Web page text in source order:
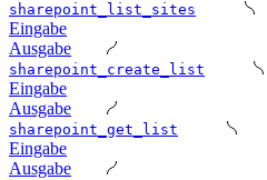
sharepoint_list_sites
Eingabe
Ausgabe
sharepoint_create_list
Eingabe
Ausgabe
sharepoint_get_list
Eingabe
Ausgabe